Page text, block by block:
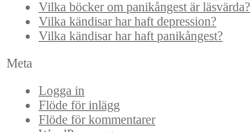
Vilka böcker om panikångest är läsvärda?
Vilka kändisar har haft depression?
Vilka kändisar har haft panikångest?
Meta
Logga in
Flöde för inlägg
Flöde för kommentarer